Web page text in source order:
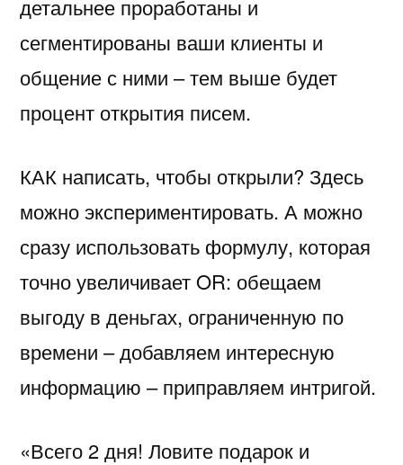
детальнее проработаны и
сегментированы ваши клиенты и
общение с ними – тем выше будет
процент открытия писем.
КАК написать, чтобы открыли? Здесь
можно экспериментировать. А можно
сразу использовать формулу, которая
точно увеличивает OR: обещаем
выгоду в деньгах, ограниченную по
времени – добавляем интересную
информацию – приправляем интригой.
«Всего 2 дня! Ловите подарок и